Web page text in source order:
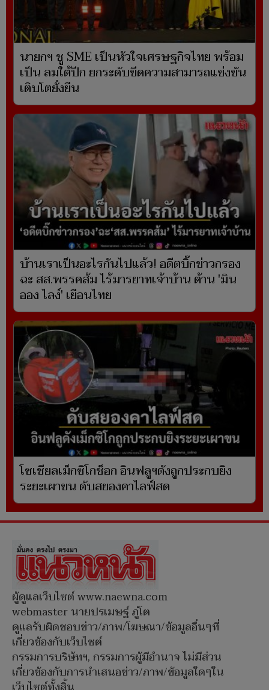
นายกฯ ชู SME เป็นหัวใจเศรษฐกิจไทย พร้อม
เป็น ลมใต้ปีก ยกระดับขีดความสามารถแข่งขัน
เติบโตยั่งยืน
บ้านเราเป็นอะไรกันไปแล้ว! อดีตบิ๊กข่าวกรอง
ฉะ สส.พรรคส้ม ไร้มารยาทเจ้าบ้าน ต้าน 'มิน
ออง ไลง์' เยือนไทย
โซเชียลเม็กซิโกช็อก อินฟลูฯดังถูกประกบยิง
ระยะเผาขน ดับสยองคาไลฟ์สด
ผู้ดูแลเว็บไซต์ www.naewna.com
webmaster นายปรเมษฐ์ ภู่โต
ดูแลรับผิดชอบข่าว/ภาพ/โฆษณา/ข้อมูลอื่นๆที่
เกี่ยวข้องกับเว็บไซต์
กรรมการบริษัทฯ, กรรมการผู้มีอำนาจ ไม่มีส่วน
เกี่ยวข้องกับการนำเสนอข่าว/ภาพ/ข้อมูลใดๆใน